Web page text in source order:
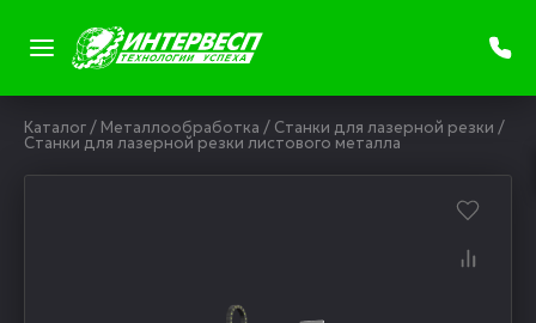
Каталог/ Металлообработка / Станки для лазерной резки /
Станки для лазерной резки листового металла